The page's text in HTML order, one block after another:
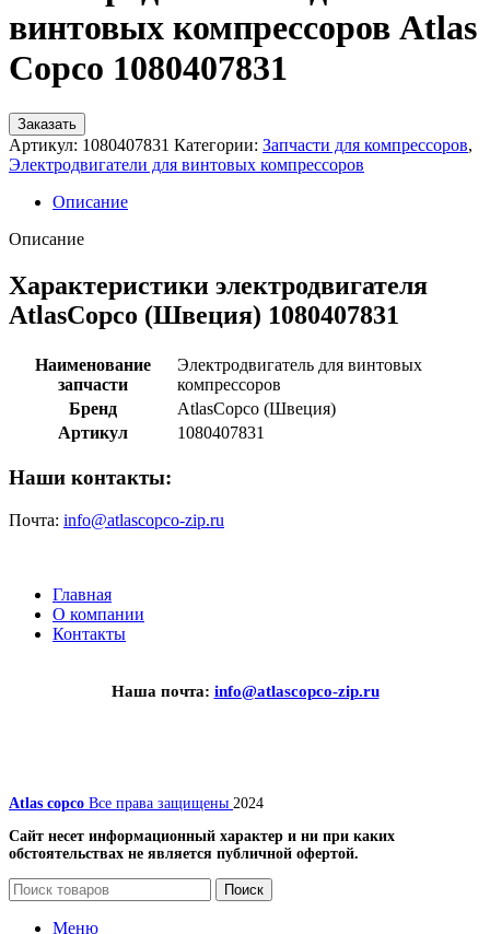
винтовых компрессоров Atlas
Copco 1080407831
Заказать
Артикул: 1080407831 Категории: Запчасти для компрессоров,
Электродвигатели для винтовых компрессоров
Описание
Описание
Характеристики электродвигателя
AtlasCopco (Швеция) 1080407831
Наименование
запчасти
Электродвигатель для винтовых
компрессоров
Бренд
AtlasCopco (Швеция)
Артикул
1080407831
Наши контакты:
Почта: info@atlascopco-zip.ru
Главная
О компании
Контакты
Наша почта: info@atlascopco-zip.ru
Atlas copco Все права защищены 2024
Сайт несет информационный характер и ни при каких
обстоятельствах не является публичной офертой.
Поиск
Меню